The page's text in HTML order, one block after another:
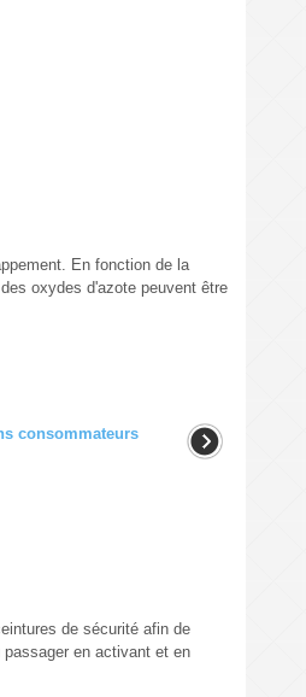
En fonction de la
oxydes d'azote peuvent être
consommateurs
de sécurité afin de
en activant et en